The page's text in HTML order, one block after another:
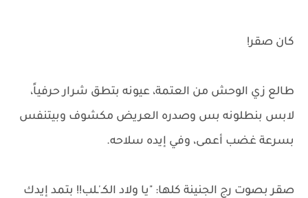
كان صقر!
طالع زي الوحش من العتمة، عيونه بتطق شرار حرفياً،
لابس بنطلونه بس وصدره العريض مكشوف وبيتنفس
بسرعة غضب أعمى، وفي إيده سلاحه.
صقر بصوت رج الجنينة كلها: "يا ولاد الكـ'ـلب!! بتمد إيدك